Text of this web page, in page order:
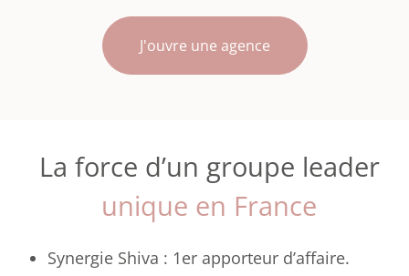
J'ouvre une agence
La force d’un groupe leader
unique en France
Synergie Shiva : 1er apporteur d’affaire.